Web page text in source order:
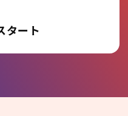
タート